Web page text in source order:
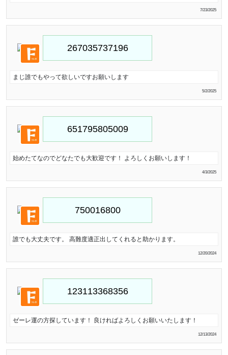
7/23/2025
まじ誰でもやって欲しいですお願いします
5/2/2025
始めたてなのでどなたでも大歓迎です！ よろしくお願いします！
4/3/2025
誰でも大丈夫です。 高難度適正出してくれると助かります。
12/20/2024
ゼーレ運の方探しています！ 良ければよろしくお願いいたします！
12/13/2024